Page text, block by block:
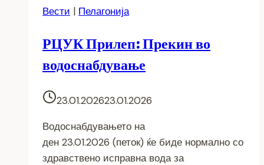
Вести | Пелагонија
РЦУК Прилеп: Прекин во
водоснабдување
23.01.202623.01.2026
Водоснабдувањето на
ден 23.01.2026 (петок) ќе биде нормално со
здравствено исправна вода за